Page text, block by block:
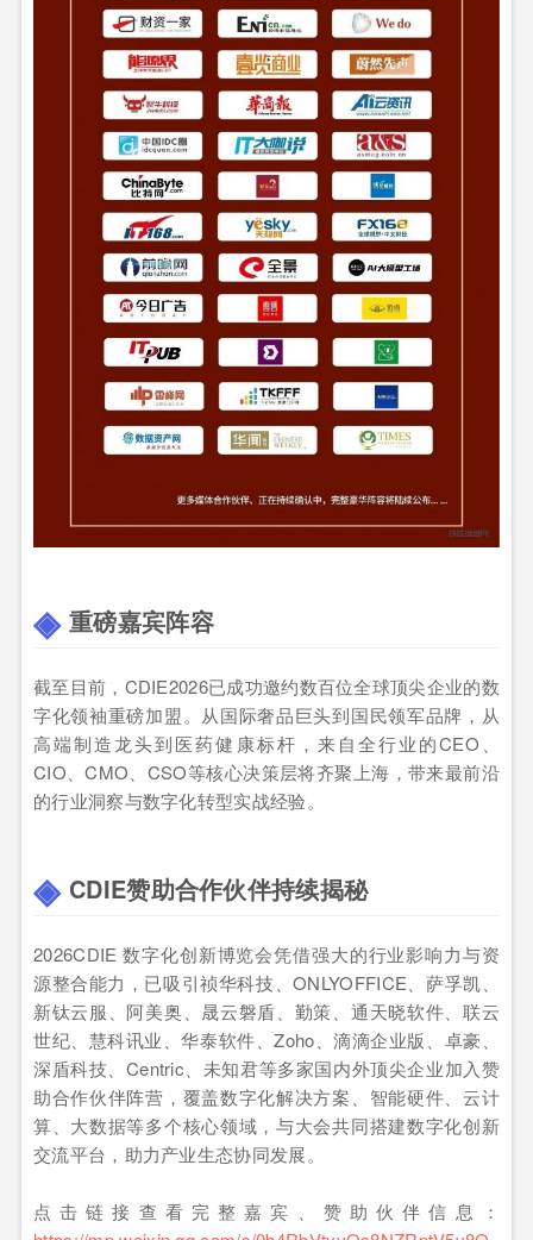
重磅嘉宾阵容
截至目前，CDIE2026已成功邀约数百位全球顶尖企业的数
字化领袖重磅加盟。从国际奢品巨头到国民领军品牌，从
高端制造龙头到医药健康标杆，来自全行业的CEO、
CIO、CMO、CSO等核心决策层将齐聚上海，带来最前沿
的行业洞察与数字化转型实战经验。
CDIE赞助合作伙伴持续揭秘
2026CDIE 数字化创新博览会凭借强大的行业影响力与资
源整合能力，已吸引祯华科技、ONLYOFFICE、萨孚凯、
新钛云服、阿美奥、晟云磐盾、勤策、通天晓软件、联云
世纪、慧科讯业、华泰软件、Zoho、滴滴企业版、卓豪、
深盾科技、Centric、未知君等多家国内外顶尖企业加入赞
助合作伙伴阵营，覆盖数字化解决方案、智能硬件、云计
算、大数据等多个核心领域，与大会共同搭建数字化创新
交流平台，助力产业生态协同发展。
点击链接查看完整嘉宾、赞助伙伴信息：